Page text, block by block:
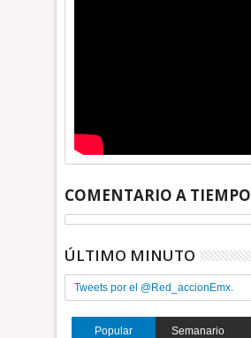
COMENTARIO A TIEMPO
ÚLTIMO MINUTO
Tweets por el @Red_accionEmx.
Popular Semanario